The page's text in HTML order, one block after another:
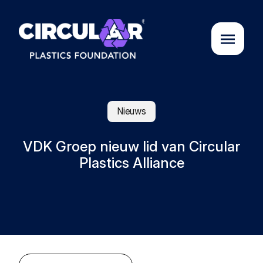
Circular Plastics Academy
Nieuws
VDK Groep nieuw lid van Circular
Plastics Alliance